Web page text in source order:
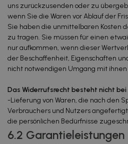
uns zurückzusenden oder zu
wenn Sie die Waren vor Ablauf der
Sie haben die unmittelbaren Kosten
zu tragen. Sie müssen für einen
nur aufkommen, wenn dieser
der Beschaffenheit, Eigenschaften
nicht notwendigen Umgang mit
Das Widerrufsrecht besteht nicht
-Lieferung von Waren, die nach den
Verbrauchers und Nutzers
die persönlichen Bedürfnisse
6.2 Garantieleistungen